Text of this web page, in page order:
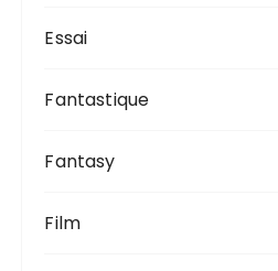
Essai
Fantastique
Fantasy
Film